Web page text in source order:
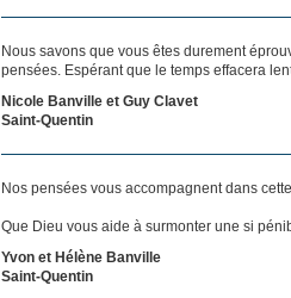
Nous savons que vous êtes durement
pensées. Espérant que le temps effacera
Nicole Banville et Guy Clavet
Saint-Quentin
Nos pensées vous accompagnent dans
Que Dieu vous aide à surmonter une si
Yvon et Hélène Banville
Saint-Quentin